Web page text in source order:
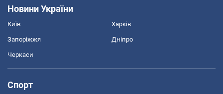
Новини України
Київ Харків
Запоріжжя Дніпро
Черкаси
Спорт